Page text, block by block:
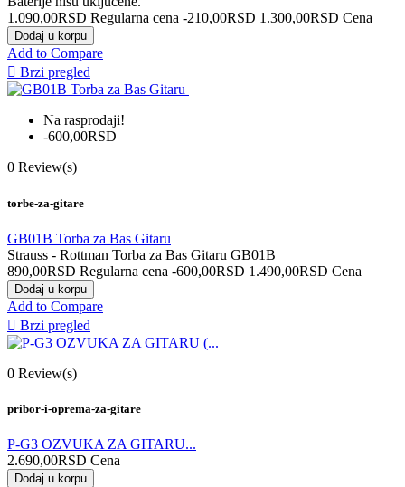
1.090,00RSD Regularna cena -210,00RSD 1.300,00RSD Cena
Dodaj u korpu
Add to Compare
 Brzi pregled
Na rasprodaji!
-600,00RSD
0 Review(s)
torbe-za-gitare
GB01B Torba za Bas Gitaru
Strauss - Rottman Torba za Bas Gitaru GB01B
890,00RSD Regularna cena -600,00RSD 1.490,00RSD Cena
Dodaj u korpu
Add to Compare
 Brzi pregled
0 Review(s)
pribor-i-oprema-za-gitare
P-G3 OZVUKA ZA GITARU...
2.690,00RSD Cena
Dodaj u korpu